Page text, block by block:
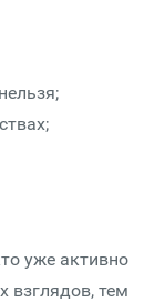
уже активно
взглядов, тем